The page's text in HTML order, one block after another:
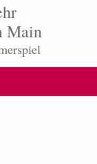
Main